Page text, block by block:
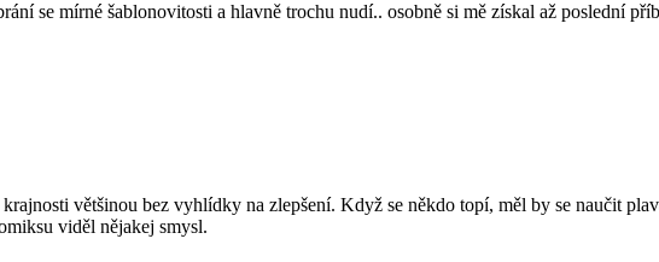
se mírné šablonovitosti a hlavně trochu nudí.. osobně si mě získal až poslední
většinou bez vyhlídky na zlepšení. Když se někdo topí, měl by se naučit
viděl nějakej smysl.